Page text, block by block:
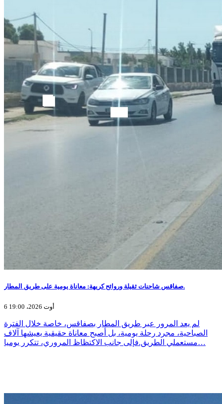
صفاقس شاحنات ثقيلة وروائح كريهة: معاناة يومية على طريق المطار.
6 أوت 2026، 19:00
لم يعد المرور عبر طريق المطار بصفاقس، خاصة خلال الفترة
الصباحية، مجرد رحلة يومية، بل أصبح معاناة حقيقية يعيشها آلاف
مستعملي الطريق.فإلى جانب الاكتظاظ المروري، تتكرر يوميا…